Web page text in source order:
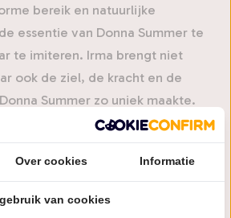
bereik en natuurlijke
essentie van Donna Summer te
te imiteren. Irma brengt niet
ook de ziel, de kracht en de
Summer zo uniek maakte.
spectaculaire liveband die
overlaat. Vurige backing vocals,
percussie, groovende
zorgen samen voor
Over cookies Informatie
van cookies